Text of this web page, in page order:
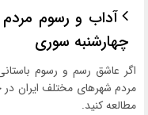
آداب و رسوم
چهارشنبه سوری
اگر عاشق رسم و رسوم
مردم شهرهای مختلف ایران
مطالعه کنید.